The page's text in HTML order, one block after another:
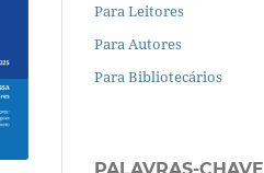
Para Leitores
Para Autores
Para Bibliotecários